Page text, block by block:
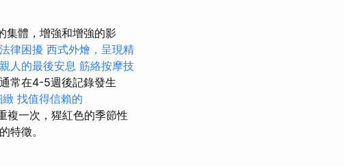
集體，增強和增強的影
律困擾 西式外燴，呈現精
人的最後安息 筋絡按摩技
常在4-5週後記錄發生
緻 找值得信賴的
複一次，猩紅色的季節性
特徵。